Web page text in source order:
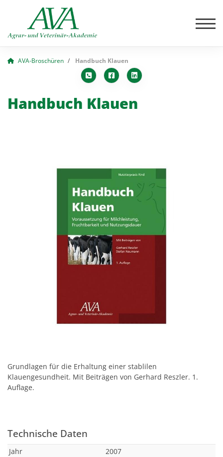
AVA-Broschüren Handbuch Klauen
Handbuch Klauen
Grundlagen für die Erhaltung einer stablilen
Klauengesundheit. Mit Beiträgen von Gerhard Reszler. 1.
Auflage.
Technische Daten
Jahr 2007